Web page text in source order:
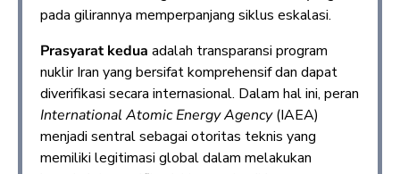
pada gilirannya memperpanjang siklus eskalasi.
Prasyarat kedua adalah transparansi program
nuklir Iran yang bersifat komprehensif dan dapat
diverifikasi secara internasional. Dalam hal ini, peran
International Atomic Energy Agency(IAEA)
menjadi sentral sebagai otoritas teknis yang
memiliki legitimasi global dalam melakukan